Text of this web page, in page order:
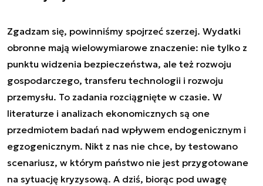
Zgadzam się, powinniśmy spojrzeć szerzej. Wydatki
obronne mają wielowymiarowe znaczenie: nie tylko z
punktu widzenia bezpieczeństwa, ale też rozwoju
gospodarczego, transferu technologii i rozwoju
przemysłu. To zadania rozciągnięte w czasie. W
literaturze i analizach ekonomicznych są one
przedmiotem badań nad wpływem endogenicznym i
egzogenicznym. Nikt z nas nie chce, by testowano
scenariusz, w którym państwo nie jest przygotowane
na sytuację kryzysową. A dziś, biorąc pod uwagę